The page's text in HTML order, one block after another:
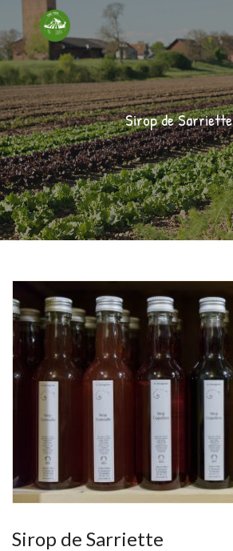
Sirop de Sarriette
Sirop de Sarriette